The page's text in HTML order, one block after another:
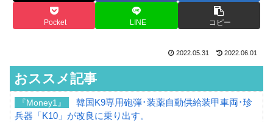
Pocket LINE コピー
2022.05.31 2022.06.01
おススメ記事
『Money1』
韓国K9専用砲弾･装薬自動供給装甲車両･珍
兵器「K10」が改良に乗り出す。